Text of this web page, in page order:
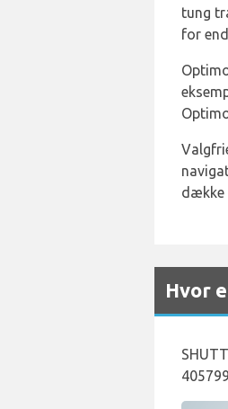
tung
for
dække
Hvor